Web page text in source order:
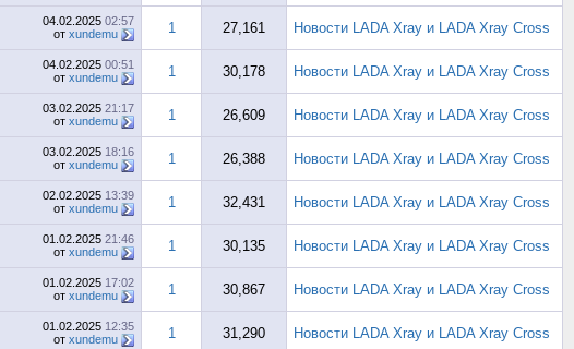
04.02.2025 02:57
от xundemu 1 27,161 Новости LADA Xray и LADA Xray Cross
04.02.2025 00:51
от xundemu 1 30,178 Новости LADA Xray и LADA Xray Cross
03.02.2025 21:17
от xundemu 1 26,609 Новости LADA Xray и LADA Xray Cross
03.02.2025 18:16
от xundemu 1 26,388 Новости LADA Xray и LADA Xray Cross
02.02.2025 13:39
от xundemu 1 32,431 Новости LADA Xray и LADA Xray Cross
01.02.2025 21:46
от xundemu 1 30,135 Новости LADA Xray и LADA Xray Cross
01.02.2025 17:02
от xundemu 1 30,867 Новости LADA Xray и LADA Xray Cross
01.02.2025 12:35
от xundemu 1 31,290 Новости LADA Xray и LADA Xray Cross